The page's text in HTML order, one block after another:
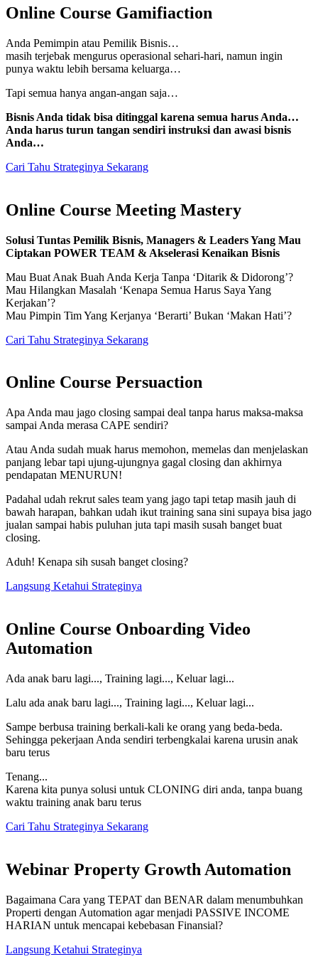
Online Course Gamifiaction
Anda Pemimpin atau Pemilik Bisnis…
masih terjebak mengurus operasional sehari-hari, namun ingin
punya waktu lebih bersama keluarga…
Tapi semua hanya angan-angan saja…
Bisnis Anda tidak bisa ditinggal karena semua harus Anda…
Anda harus turun tangan sendiri instruksi dan awasi bisnis
Anda…
Cari Tahu Strateginya Sekarang
Online Course Meeting Mastery
Solusi Tuntas Pemilik Bisnis, Managers & Leaders Yang Mau
Ciptakan POWER TEAM & Akselerasi Kenaikan Bisnis
Mau Buat Anak Buah Anda Kerja Tanpa ‘Ditarik & Didorong’?
Mau Hilangkan Masalah ‘Kenapa Semua Harus Saya Yang
Kerjakan’?
Mau Pimpin Tim Yang Kerjanya ‘Berarti’ Bukan ‘Makan Hati’?
Cari Tahu Strateginya Sekarang
Online Course Persuaction
Apa Anda mau jago closing sampai deal tanpa harus maksa-maksa
sampai Anda merasa CAPE sendiri?
Atau Anda sudah muak harus memohon, memelas dan menjelaskan
panjang lebar tapi ujung-ujungnya gagal closing dan akhirnya
pendapatan MENURUN!
Padahal udah rekrut sales team yang jago tapi tetap masih jauh di
bawah harapan, bahkan udah ikut training sana sini supaya bisa jago
jualan sampai habis puluhan juta tapi masih susah banget buat
closing.
Aduh! Kenapa sih susah banget closing?
Langsung Ketahui Strateginya
Online Course Onboarding Video
Automation
Ada anak baru lagi..., Training lagi..., Keluar lagi...
Lalu ada anak baru lagi..., Training lagi..., Keluar lagi...
Sampe berbusa training berkali-kali ke orang yang beda-beda.
Sehingga pekerjaan Anda sendiri terbengkalai karena urusin anak
baru terus
Tenang...
Karena kita punya solusi untuk CLONING diri anda, tanpa buang
waktu training anak baru terus
Cari Tahu Strateginya Sekarang
Webinar Property Growth Automation
Bagaimana Cara yang TEPAT dan BENAR dalam menumbuhkan
Properti dengan Automation agar menjadi PASSIVE INCOME
HARIAN untuk mencapai kebebasan Finansial?
Langsung Ketahui Strateginya